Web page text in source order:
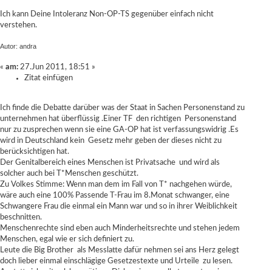
Ich kann Deine Intoleranz Non-OP-TS gegenüber einfach nicht
verstehen.
Autor: andra
« am: 27.Jun 2011, 18:51 »
Zitat einfügen
Ich finde die Debatte darüber was der Staat in Sachen Personenstand zu
unternehmen hat überflüssig .Einer TF den richtigen Personenstand
nur zu zusprechen wenn sie eine GA-OP hat ist verfassungswidrig .Es
wird in Deutschland kein Gesetz mehr geben der dieses nicht zu
berücksichtigen hat.
Der Genitalbereich eines Menschen ist Privatsache und wird als
solcher auch bei T*Menschen geschützt.
Zu Volkes Stimme: Wenn man dem im Fall von T* nachgehen würde,
wäre auch eine 100% Passende T-Frau im 8.Monat schwanger, eine
Schwangere Frau die einmal ein Mann war und so in ihrer Weiblichkeit
beschnitten.
Menschenrechte sind eben auch Minderheitsrechte und stehen jedem
Menschen, egal wie er sich definiert zu.
Leute die Big Brother als Messlatte dafür nehmen sei ans Herz gelegt
doch lieber einmal einschlägige Gesetzestexte und Urteile zu lesen.